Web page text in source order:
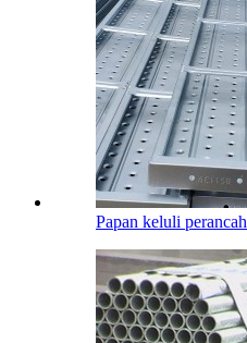
Papan keluli perancah